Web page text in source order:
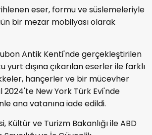
eser, formu ve süslemeleriyle
bir mezar mobilyası olarak
Antik Kenti'nde gerçekleştirilen
yurt dışına çıkarılan eserler ile farklı
hançerler ve bir mücevher
2024'te New York Türk Evi'nde
ana vatanına iade edildi.
Kültür ve Turizm Bakanlığı ile ABD